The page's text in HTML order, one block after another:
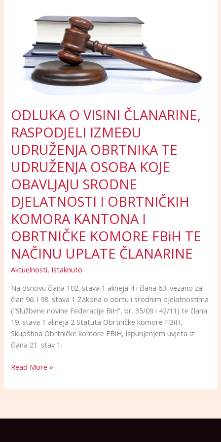
ODLUKA O VISINI ČLANARINE,
RASPODJELI IZMEĐU
UDRUŽENJA OBRTNIKA TE
UDRUŽENJA OSOBA KOJE
OBAVLJAJU SRODNE
DJELATNOSTI I OBRTNIČKIH
KOMORA KANTONA I
OBRTNIČKE KOMORE FBiH TE
NAČINU UPLATE ČLANARINE
Aktuelnosti, Istaknuto
Na osnovu člana 102. stava 1 alineja 4 i člana 63. vezano za
član 96. i 98. stava 1 Zakona o obrtu i srodnim djelatnostima
(“Službene novine Federacije BiH”, br. 35/09 i 42/11) te člana
19. stava 1 alineja 2 Statuta Obrtničke komore FBiH,
Skupština Obrtničke komore FBiH, ispunjenjem uvjeta iz
člana 21. stav 1.
IZMEĐU
UDRUŽENJA
OBRTNIKA
UDRUŽENJA
OSOBA
SRODNE
DJELATNOSTI
I
OBRTNIČKIH
KOMORA
KANTONA
I
OBRTNIČKE
KOMORE
FBiH
TE
NAČINU
UPLATE
Read More »